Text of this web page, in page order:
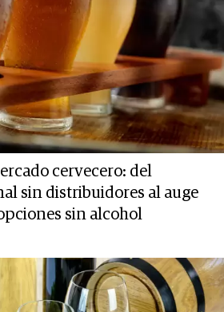
cervecero: del
sin distribuidores al auge
sin alcohol